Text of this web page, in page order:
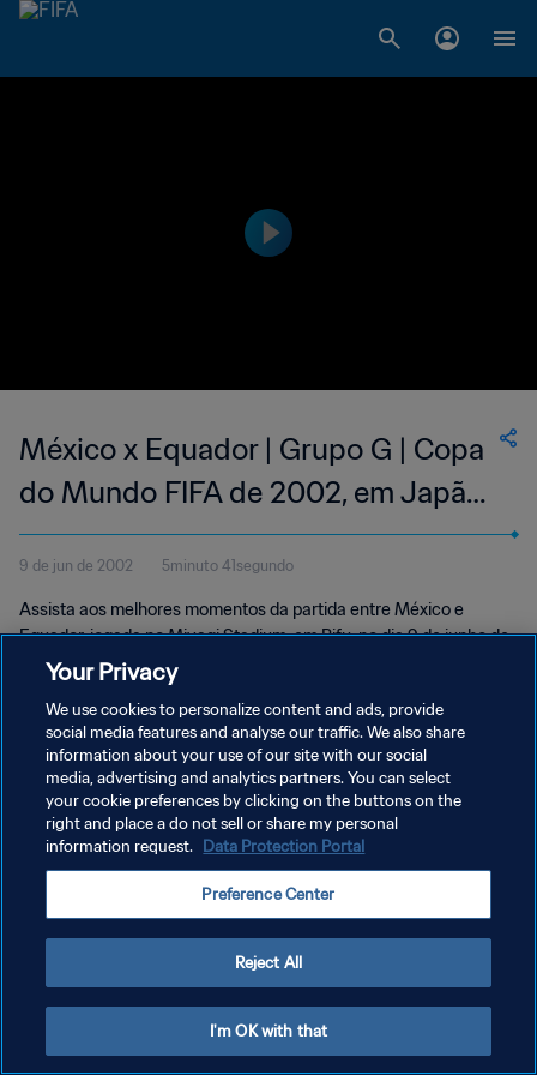
México x Equador | Grupo G | Copa
do Mundo FIFA de 2002, em Japão
e Coreia | Melhores Momentos
9 de jun de 2002 5minuto 41segundo
Assista aos melhores momentos da partida entre México e
Equador, jogada no Miyagi Stadium, em Rifu, no dia 9 de junho de
2002, sábado.
POLÍTICA DE PRIVACIDADE
TERMOS DE SERVIÇO
ADMINISTRAR AS PREFERÊNCIAS DE COOKIES
Your Privacy
We use cookies to personalize content and ads, provide
social media features and analyse our traffic. We also share
information about your use of our site with our social
media, advertising and analytics partners. You can select
your cookie preferences by clicking on the buttons on the
right and place a do not sell or share my personal
information request. Data Protection Portal
Preference Center
Reject All
I'm OK with that